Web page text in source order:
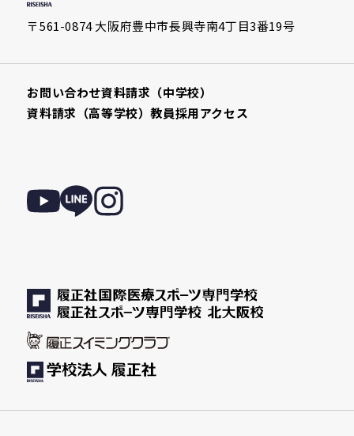
〒561-0874 大阪府豊中市長興寺南4丁目3番19号
お問い合わせ資料請求（中学校）
資料請求（高等学校）教員採用アクセス